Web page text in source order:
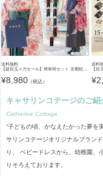
送料無料
【超目玉メガセール】簡単袴セット 京都絵師描き下ろし新柄 2025年3月卒業 着付け かんたん袴 袴セット 小学校 卒業式 卒園式 女の子 袴 保育園 年長袴 簡単着付け 刺繍入り 和装 着物 七五三 [
¥8,980 （税込）
送料
【目玉メガセール】
¥
キャサリンコテージのご紹
Catherine Cottage
“子どもの頃、かなえたかった夢を
サリンコテージオリジナルブラン
り、 ベビードレスから、幼稚園、
りそろえております。